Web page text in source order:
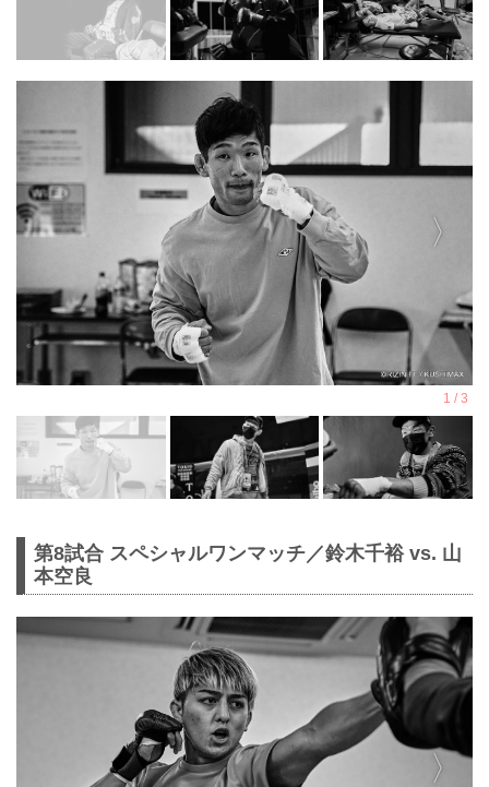
第8試合 スペシャルワンマッチ／鈴木千裕 vs. 山
本空良